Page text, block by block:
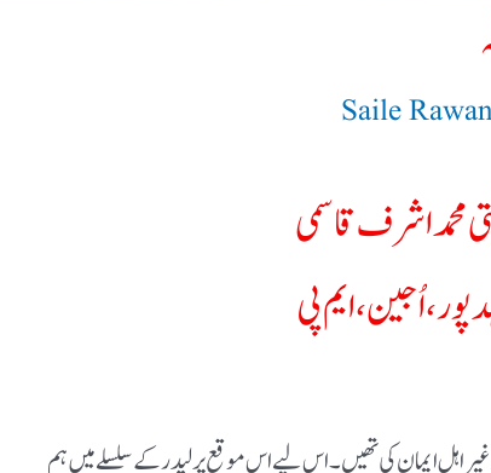
Saile
محمداشرف قاسمی
پی
اہلِ ایمان کی تھیں۔اس لیے اس موقع پرلیدر کے سلسلے میں ہم